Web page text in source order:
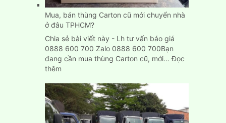
tại
Mua, bán thùng Carton cũ mới chuyển nhà
ở đâu TPHCM?
Chia sẻ bài viết này - Lh tư vấn báo giá
0888 600 700 Zalo 0888 600 700Bạn
đang cần mua thùng Carton cũ, mới…Đọc
thêm:
bán
thùng
Carton
cũ